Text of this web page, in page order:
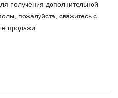
получения дополнительной
пожалуйста, свяжитесь с
продажи.